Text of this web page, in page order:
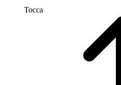
Tocca